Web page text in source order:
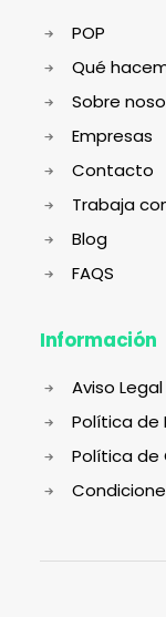
POP
Qué
Sobre
Empresas
Contacto
Trabaja
Blog
FAQS
Información
Aviso Legal
Política de
Política de